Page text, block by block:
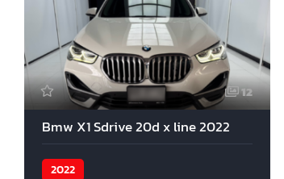
12
Bmw X1 Sdrive 20d x line 2022
2022